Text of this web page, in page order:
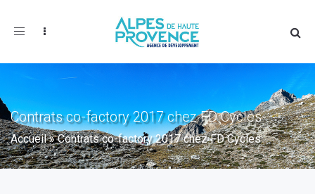
Toggle
Contrats co-factory 2017 chez FD Cycles
Accueil»Contrats co-factory 2017 chez FD Cycles